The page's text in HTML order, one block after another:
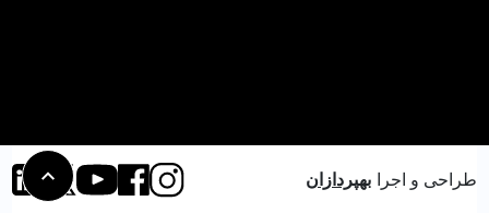
طراحی و اجرا بهپردازان